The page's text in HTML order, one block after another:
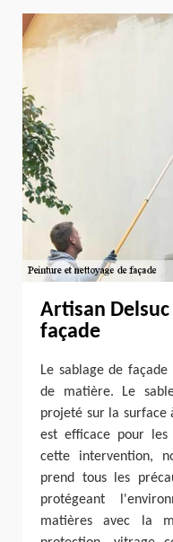
Artisan
façade
Le sablage de
de matière. Le
projeté sur la surface
est efficace pour les
cette intervention,
prend tous les
protégeant
matières avec la